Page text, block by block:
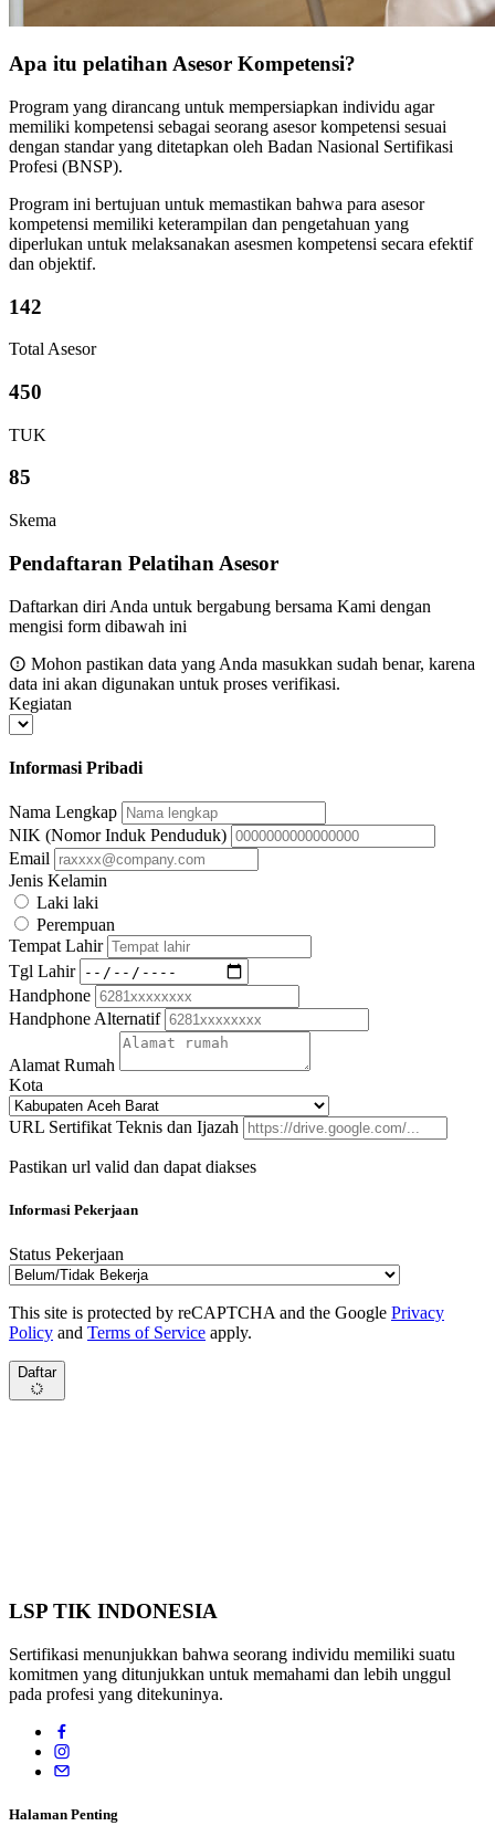
Apa itu pelatihan Asesor Kompetensi?
Program yang dirancang untuk mempersiapkan individu agar
memiliki kompetensi sebagai seorang asesor kompetensi sesuai
dengan standar yang ditetapkan oleh Badan Nasional Sertifikasi
Profesi (BNSP).
Program ini bertujuan untuk memastikan bahwa para asesor
kompetensi memiliki keterampilan dan pengetahuan yang
diperlukan untuk melaksanakan asesmen kompetensi secara efektif
dan objektif.
142
Total Asesor
450
TUK
85
Skema
Pendaftaran Pelatihan Asesor
Daftarkan diri Anda untuk bergabung bersama Kami dengan
mengisi form dibawah ini
Mohon pastikan data yang Anda masukkan sudah benar, karena
data ini akan digunakan untuk proses verifikasi.
Kegiatan
Informasi Pribadi
Nama Lengkap
NIK (Nomor Induk Penduduk)
Email
Jenis Kelamin
Laki laki
Perempuan
Tempat Lahir
Tgl Lahir
Handphone
Handphone Alternatif
Alamat Rumah
Kota
URL Sertifikat Teknis dan Ijazah
Pastikan url valid dan dapat diakses
Informasi Pekerjaan
Status Pekerjaan
This site is protected by reCAPTCHA and the Google Privacy
Policy and Terms of Service apply.
Daftar
LSP TIK INDONESIA
Sertifikasi menunjukkan bahwa seorang individu memiliki suatu
komitmen yang ditunjukkan untuk memahami dan lebih unggul
pada profesi yang ditekuninya.
Halaman Penting